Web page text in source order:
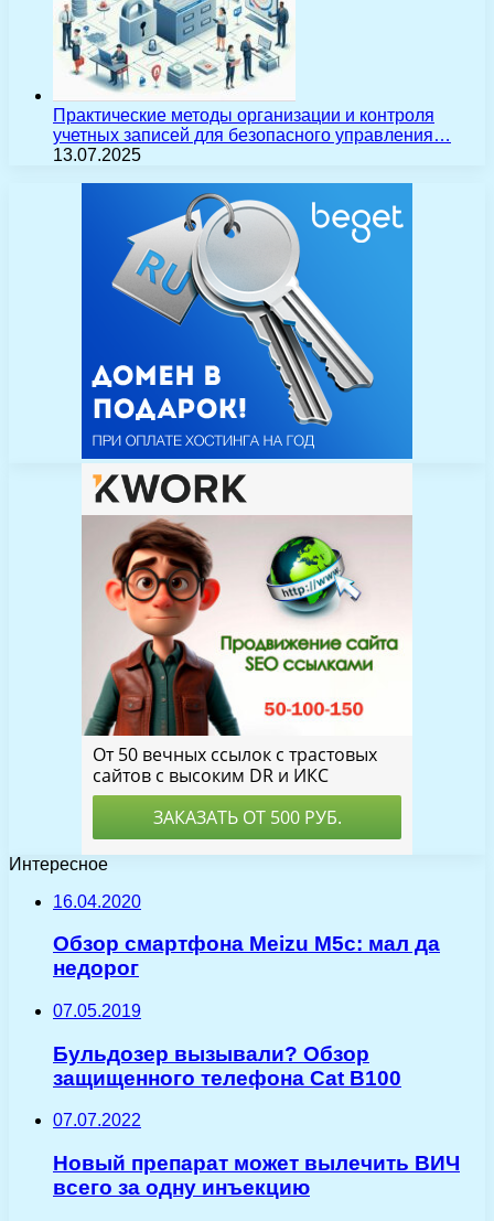
Практические методы организации и контроля
учетных записей для безопасного управления…
13.07.2025
Интересное
16.04.2020
Обзор смартфона Meizu M5c: мал да
недорог
07.05.2019
Бульдозер вызывали? Обзор
защищенного телефона Cat B100
07.07.2022
Новый препарат может вылечить ВИЧ
всего за одну инъекцию